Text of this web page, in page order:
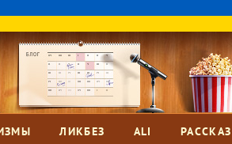
ЛИКБЕЗ ALI